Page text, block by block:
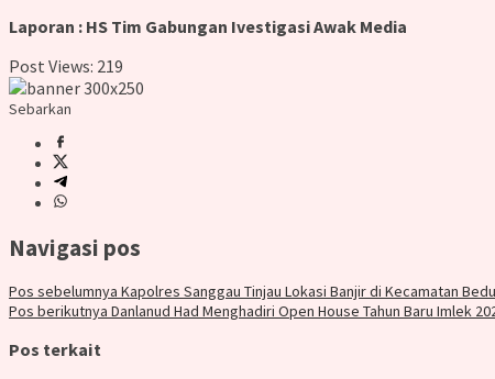
Laporan : HS Tim Gabungan Ivestigasi Awak Media
Post Views: 219
Sebarkan
Navigasi pos
Pos sebelumnya Kapolres Sanggau Tinjau Lokasi Banjir di Kecamatan
Pos berikutnya Danlanud Had Menghadiri Open House Tahun Baru Imlek
Pos terkait